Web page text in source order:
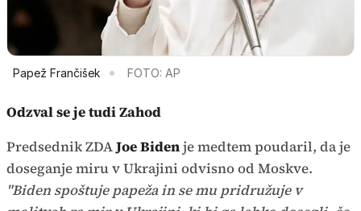
Papež Frančišek FOTO: AP
Odzval se je tudi Zahod
Predsednik ZDAJoe Bidenje medtem poudaril, da je
doseganje miru v Ukrajini odvisno od Moskve.
"Biden spoštuje papeža in se mu pridružuje v